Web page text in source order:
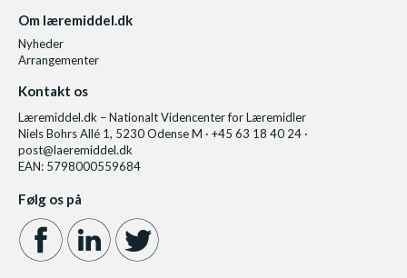
Om læremiddel.dk
Nyheder
Arrangementer
Kontakt os
Læremiddel.dk – Nationalt Videncenter for Læremidler
Niels Bohrs Allé 1, 5230 Odense M · +45 63 18 40 24 ·
post@laeremiddel.dk
EAN: 5798000559684
Følg os på